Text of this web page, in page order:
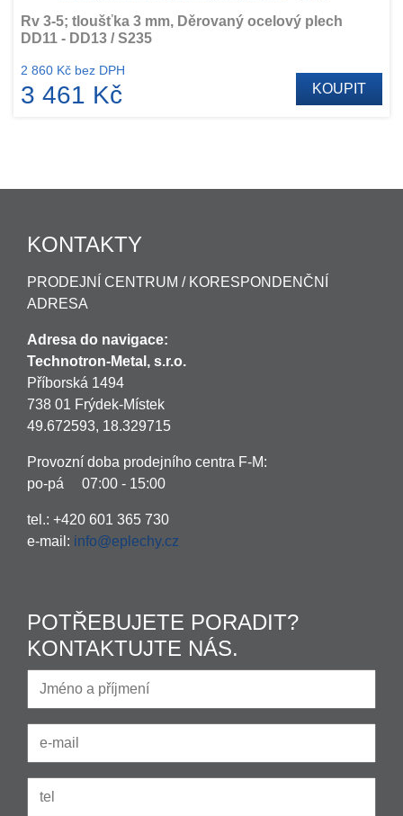
Rv 3-5; tloušťka 3 mm, Děrovaný ocelový plech
DD11 - DD13 / S235
2 860 Kč bez DPH
3 461 Kč KOUPIT
KONTAKTY
PRODEJNÍ CENTRUM / KORESPONDENČNÍ
ADRESA
Adresa do navigace:
Technotron-Metal, s.r.o.
Příborská 1494
738 01 Frýdek-Místek
49.672593, 18.329715
Provozní doba prodejního centra F-M:
po-pá 07:00 - 15:00
tel.: +420 601 365 730
e-mail: info@eplechy.cz
POTŘEBUJETE PORADIT?
KONTAKTUJTE NÁS.